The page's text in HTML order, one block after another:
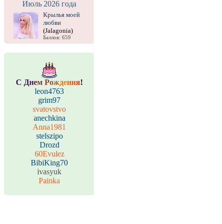
Июль 2026 года
Крылья моей
любви
(Jalagonia)
Баллов: 659
С Днем Рождения!
leon4763
grim97
svatovstvo
anechkina
Anna1981
stelszipo
Drozd
60Evulez
BibiKing70
ivasyuk
Painka